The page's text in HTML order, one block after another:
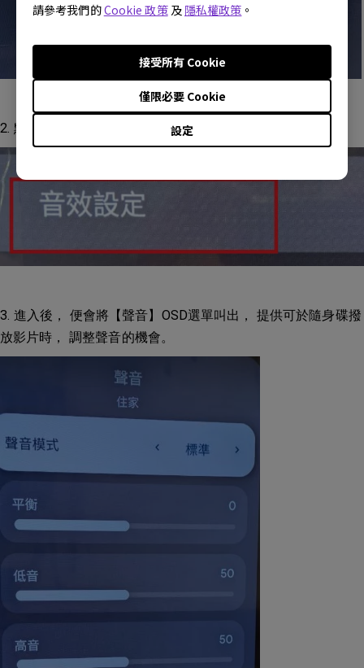
請參考我們的Cookie 政策及 隱私權政策 。
設定
僅限必要 Cookie
接受所有 Cookie
2. 點選【音效設定】。
3. 進入後， 便會將【聲音】OSD選單叫出， 提供可於隨身碟撥
放影片時， 調整聲音的機會。